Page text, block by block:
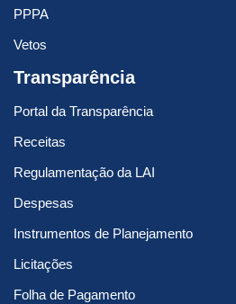
PPPA
Vetos
Transparência
Portal da Transparência
Receitas
Regulamentação da LAI
Despesas
Instrumentos de Planejamento
Licitações
Folha de Pagamento